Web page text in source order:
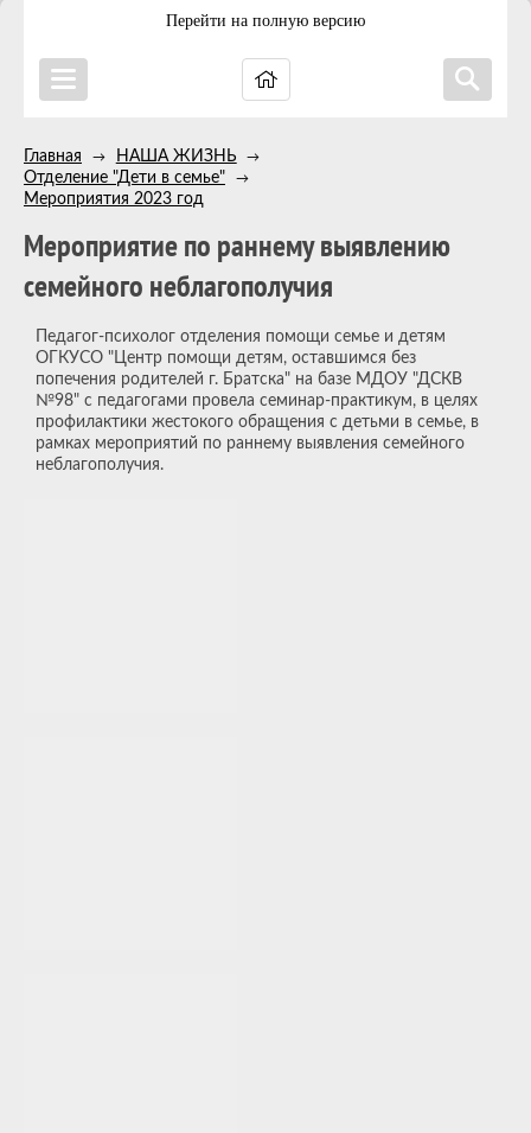
Перейти на полную версию
Главная → НАША ЖИЗНЬ →
Отделение "Дети в семье" →
Мероприятия 2023 год
Мероприятие по раннему выявлению
семейного неблагополучия
Педагог-психолог отделения помощи семье и детям
ОГКУСО "Центр помощи детям, оставшимся без
попечения родителей г. Братска" на базе МДОУ "ДСКВ
№98" с педагогами провела семинар-практикум, в целях
профилактики жестокого обращения с детьми в семье, в
рамках мероприятий по раннему выявления семейного
неблагополучия.